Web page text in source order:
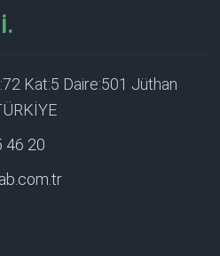
Kat:5 Daire:501 Jüthan
46 20